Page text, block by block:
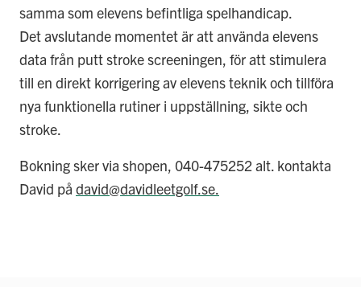
samma som elevens befintliga spelhandicap.
Det avslutande momentet är att använda elevens
data från putt stroke screeningen, för att stimulera
till en direkt korrigering av elevens teknik och tillföra
nya funktionella rutiner i uppställning, sikte och
stroke.
Bokning sker via shopen, 040-475252 alt. kontakta
David på david@davidleetgolf.se.